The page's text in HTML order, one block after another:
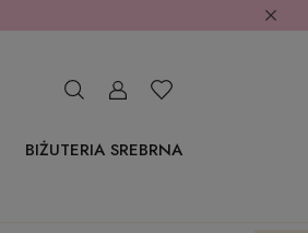
BIŻUTERIA SREBRNA